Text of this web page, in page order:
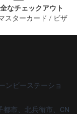
なチェックアウト
スターカード / ビザ
ンビーステーショ
都市、北兵衛市、CN